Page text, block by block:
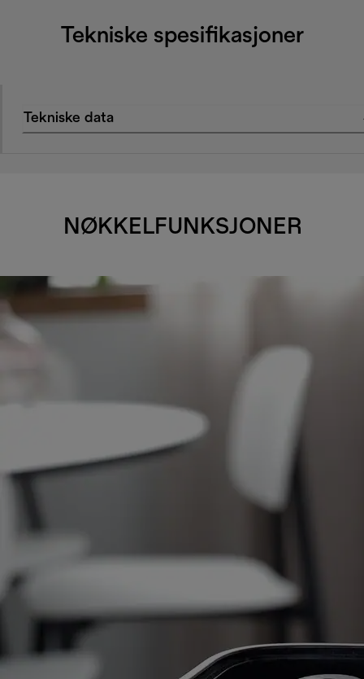
Tekniske spesifikasjoner
Tekniske data
NØKKELFUNKSJONER